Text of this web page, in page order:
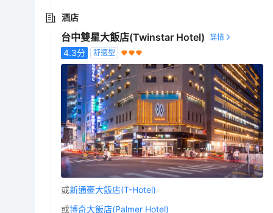
酒店
台中雙星大飯店(Twinstar Hotel)
4.3分 舒適型
或新通豪大飯店(T-Hotel)
或博奇大飯店(Palmer Hotel)